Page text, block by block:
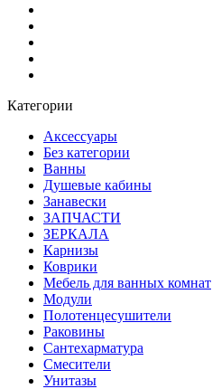
Категории
Аксессуары
Без категории
Ванны
Душевые кабины
Занавески
ЗАПЧАСТИ
ЗЕРКАЛА
Карнизы
Коврики
Мебель для ванных комнат
Модули
Полотенцесушители
Раковины
Сантехарматура
Смесители
Унитазы